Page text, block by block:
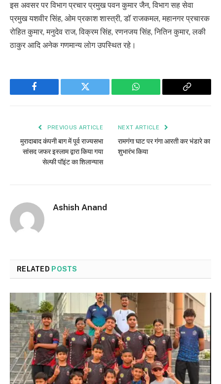
इस अवसर पर विभाग प्रचार प्रमुख पवन कुमार जैन, विभाग सह सेवा
प्रमुख यशवीर सिंह, ओम प्रकाश शास्त्री, डॉ राजकमल, महानगर प्रचारक
रोहित कुमार, मनुदेव राज, विक्रम सिंह, रणनजय सिंह, नितिन कुमार, लकी
ठाकुर आदि अनेक गणमान्य लोग उपस्थित रहे।
Facebook Twitter WhatsApp
Copy
PREVIOUS ARTICLE
मुरादाबाद कंपनी बाग में पूर्व राज्यसभा
सांसद जफर इस्लाम द्वारा किया गया
सेल्फी पॉइंट का शिलान्यास
NEXT ARTICLE
रामगंगा घाट पर गंगा आरती कर भंडारे का
शुभारंभ किया
Ashish Anand
RELATED POSTS